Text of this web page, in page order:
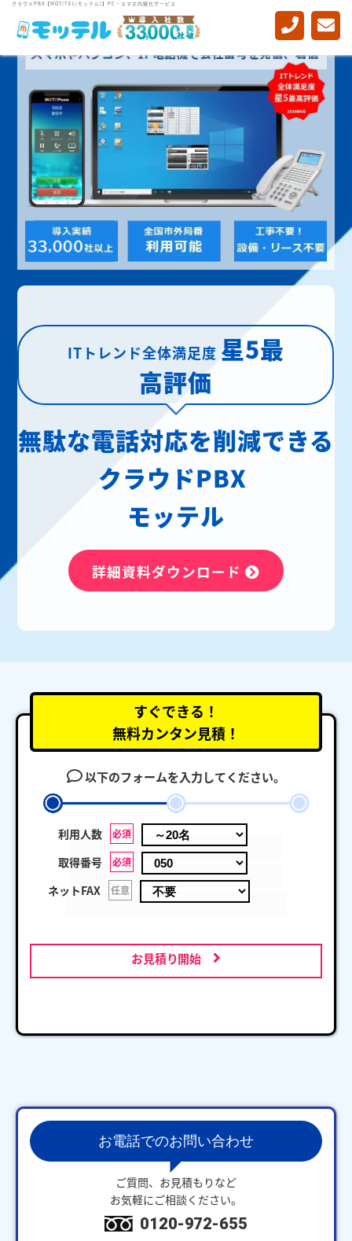
クラウドPBX【MOT/TEL(モッテル)】PC・スマホ内線化サービス
ITトレンド全体満足度 星5最
高評価
無駄な電話対応を削減できる
クラウドPBX
モッテル
詳細資料ダウンロード
すぐできる！
無料カンタン見積！
以下のフォームを入力してください。
利用人数 必須
取得番号 必須
ネットFAX 任意
お見積り開始
お電話でのお問い合わせ
ご質問、お見積もりなど
お気軽にご相談ください。
0120-972-655